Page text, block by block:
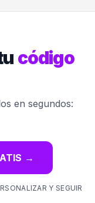
código
en segundos:
→
Y SEGUIR